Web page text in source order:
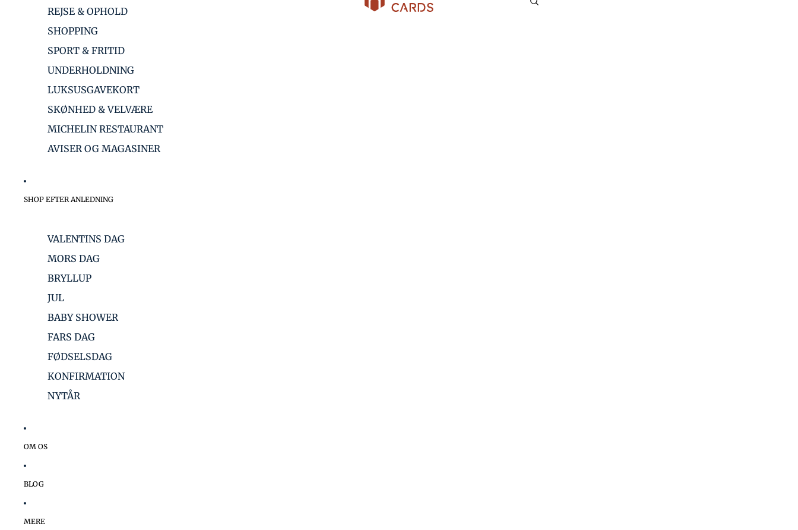
REJSE & OPHOLD
SHOPPING
SPORT & FRITID
UNDERHOLDNING
LUKSUSGAVEKORT
SKØNHED & VELVÆRE
MICHELIN RESTAURANT
AVISER OG MAGASINER
SHOP EFTER ANLEDNING
VALENTINS DAG
MORS DAG
BRYLLUP
JUL
BABY SHOWER
FARS DAG
FØDSELSDAG
KONFIRMATION
NYTÅR
OM OS
BLOG
MERE